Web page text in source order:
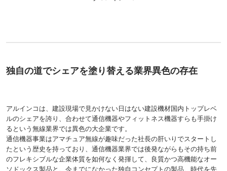
独自の道でシェアを塗り替える業界異色の存在
アルインコは、建設現場で見かけない日はない建設機材国内トップレベ
ルのシェアを誇り、合わせて通信機器やフィットネス機器すらも手掛け
るという無線業界では異色の大企業です。
通信機器事業はアマチュア無線が趣味だった社長の肝いりでスタートし
たという歴史を持っており、通信機器業界では後発ながらもその持ち前
のフレキシブルな企業体質を如何なく発揮して、良質かつ高機能なオー
ソドックス製品と、今までになかった独自コンセプトの製品、時代を先